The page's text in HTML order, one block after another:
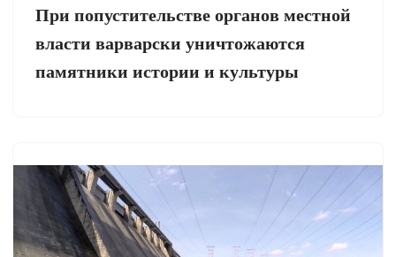
При попустительстве органов местной
власти варварски уничтожаются
памятники истории и культуры